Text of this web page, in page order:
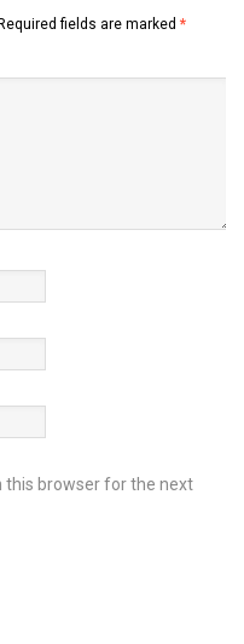
fields are marked *
this browser for the next